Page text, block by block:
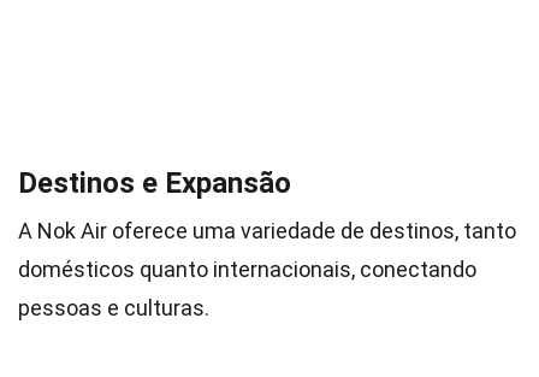
Destinos e Expansão
A Nok Air oferece uma variedade de destinos, tanto
domésticos quanto internacionais, conectando
pessoas e culturas.